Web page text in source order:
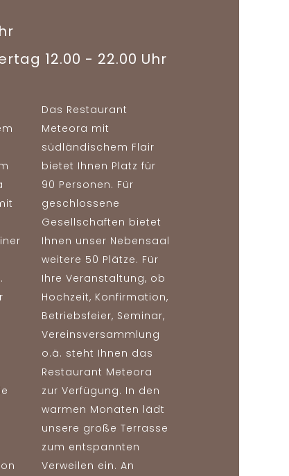
12.00 - 22.00 Uhr
Das Restaurant
Meteora mit
südländischem Flair
bietet Ihnen Platz für
90 Personen. Für
geschlossene
Gesellschaften bietet
Ihnen unser Nebensaal
weitere 50 Plätze. Für
Ihre Veranstaltung, ob
Hochzeit, Konfirmation,
Betriebsfeier, Seminar,
Vereinsversammlung
o.ä. steht Ihnen das
Restaurant Meteora
zur Verfügung. In den
warmen Monaten lädt
unsere große Terrasse
zum entspannten
Verweilen ein. An